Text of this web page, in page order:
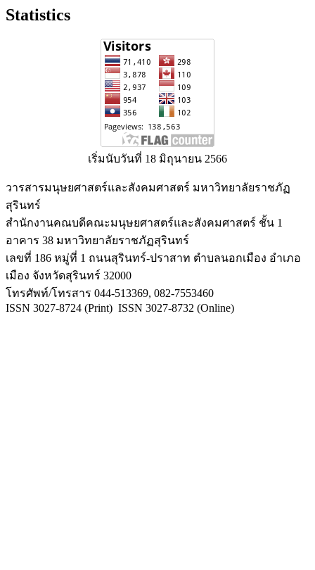
Statistics
เริ่มนับวันที่ 18 มิถุนายน 2566
วารสารมนุษยศาสตร์และสังคมศาสตร์ มหาวิทยาลัยราชภัฏ
สุรินทร์
สำนักงานคณบดีคณะมนุษยศาสตร์และสังคมศาสตร์ ชั้น 1
อาคาร 38 มหาวิทยาลัยราชภัฏสุรินทร์
เลขที่ 186 หมู่ที่ 1 ถนนสุรินทร์-ปราสาท ตำบลนอกเมือง อำเภอ
เมือง จังหวัดสุรินทร์ 32000
โทรศัพท์/โทรสาร 044-513369, 082-7553460
ISSN 3027-8724 (Print) ISSN 3027-8732 (Online)